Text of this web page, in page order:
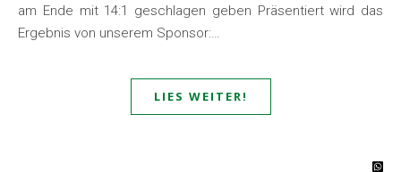
am Ende mit 14:1 geschlagen geben Präsentiert wird das
Ergebnis von unserem Sponsor:…
LIES WEITER!